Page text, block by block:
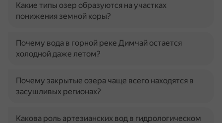
Какие типы озер образуются на участках
понижения земной коры?
Почему вода в горной реке Димчай остается
холодной даже летом?
Почему закрытые озера чаще всего находятся в
засушливых регионах?
Какова роль артезианских вод в гидрологическом